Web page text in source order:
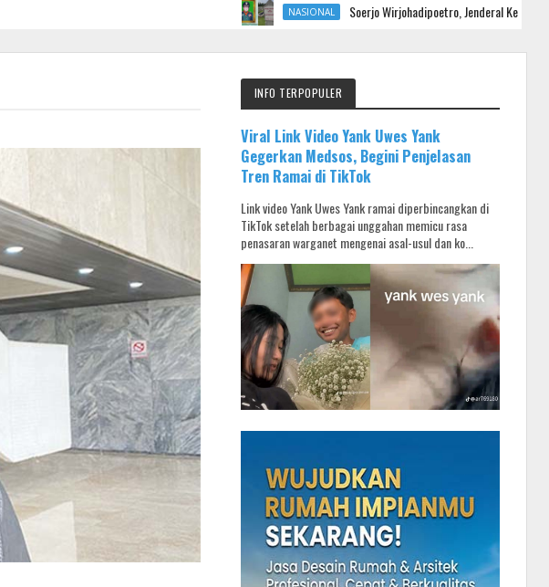
NASIONAL Soerjo Wirjohadipoetro, Jenderal Keuangan yang Dekat
INFO TERPOPULER
Viral Link Video Yank Uwes Yank
Gegerkan Medsos, Begini Penjelasan
Tren Ramai di TikTok
Link video Yank Uwes Yank ramai diperbincangkan di
TikTok setelah berbagai unggahan memicu rasa
penasaran warganet mengenai asal-usul dan ko...